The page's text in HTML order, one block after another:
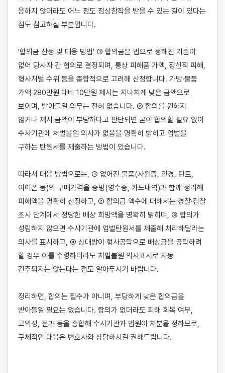
응하지 않더라도 어느 정도 정상참작을 받을 수 있는 길이 있다는
점도 참고하실 부분입니다.
'합의금 산정 및 대응 방법' ① 합의금은 법으로 정해진 기준이
없어 당사자 간 협의로 결정되며, 통상 피해품 가액, 정신적 피해,
형사처벌 수위 등을 종합적으로 고려해 산정합니다. 가방·물품
가액 280만원 대비 10만원 제시는 지나치게 낮은 금액으로
보이며, 받아들일 의무는 전혀 없습니다. ② 합의를 원하지
않거나 제시 금액이 부당하다고 판단되면 굳이 합의할 필요 없이
수사기관에 처벌불원 의사가 없음을 명확히 밝히고 엄벌을
구하는 탄원서를 제출하는 방법이 있습니다.
따라서 대응 방법으로는, ① 없어진 물품(사원증, 안경, 틴트,
이어폰 등)의 구매가격을 증빙(영수증, 카드내역)과 함께 정리해
피해액을 명확히 산정하고, ② 합의금 액수에 대해서는 경찰·검찰
조사 단계에서 정당한 배상 희망액을 명확히 밝히며, ③ 합의가
성립하지 않으면 수사기관에 엄벌탄원서를 제출해 처리해달라는
의사를 표시하고, ④ 상대방이 형사공탁으로 배상금을 공탁하려
할 경우 이를 수령하더라도 처벌불원 의사표시로 자동
간주되지는 않는다는 점도 알아두시기 바랍니다.
정리하면, 합의는 필수가 아니며, 부당하게 낮은 합의금을
받아들일 필요는 없습니다. 합의가 없더라도 피해 회복 여부,
고의성, 전과 등을 종합해 수사기관과 법원이 처분을 정하므로,
구체적인 대응은 변호사와 상담하시길 권해드립니다.